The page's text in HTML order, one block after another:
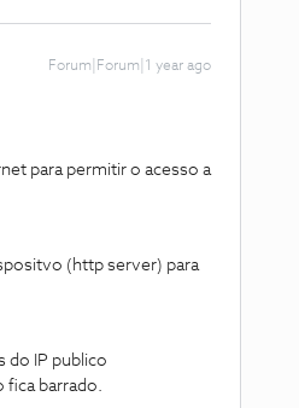
Forum|Forum|1 year ago
para permitir o acesso a
(http server) para
do IP publico
fica barrado.